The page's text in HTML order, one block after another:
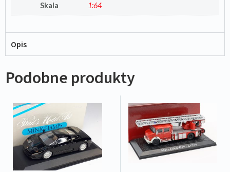
Skala 1:64
Opis
Podobne produkty